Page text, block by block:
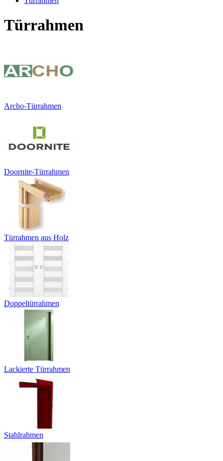
Türrahmen
Archo-Türrahmen
Doornite-Türrahmen
Türrahmen aus Holz
Doppeltürrahmen
Lackierte Türrahmen
Stahlrahmen